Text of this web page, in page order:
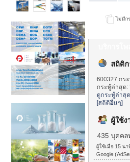
ไม่มีก
สถิติ
600327 กร
กระทู้ล่าสุด:
ดูกระทู้ล่าสุ
[สถิติอื่นๆ]
ผู้ใช้
435 บุคคล
ผู้ใช้เมื่อ 15 น
Google